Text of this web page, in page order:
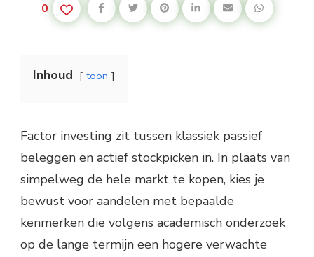
0
Inhoud toon
Factor investing zit tussen klassiek passief
beleggen en actief stockpicken in. In plaats van
simpelweg de hele markt te kopen, kies je
bewust voor aandelen met bepaalde
kenmerken die volgens academisch onderzoek
op de lange termijn een hogere verwachte